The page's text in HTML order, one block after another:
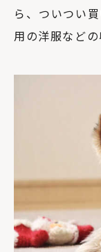
ら、ついつい
用の洋服などの